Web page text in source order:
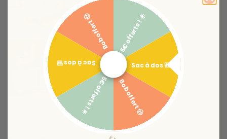
Commode 3 tiroirs 1 porte Paloma
334,62 €
5€ offerts ! ☀️
Sac à dos 🎒
Bob offert 🤠
5€ offerts ! ☀️
Sac à dos 🎒
Bob offert 🤠